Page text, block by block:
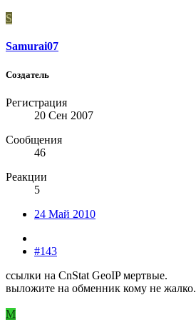
S
Samurai07
Создатель
Регистрация
20 Сен 2007
Сообщения
46
Реакции
5
24 Май 2010
#143
ссылки на CnStat GeoIP мертвые.
выложите на обменник кому не жалко.
M